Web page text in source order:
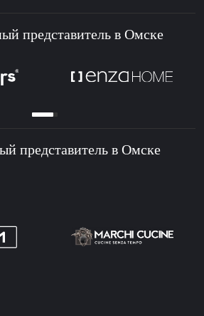
представитель в Омске
представитель в Омске